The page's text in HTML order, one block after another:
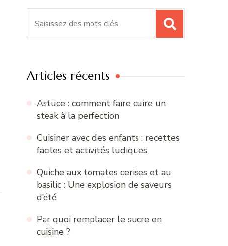
Articles récents
Astuce : comment faire cuire un
steak à la perfection
Cuisiner avec des enfants : recettes
faciles et activités ludiques
Quiche aux tomates cerises et au
basilic : Une explosion de saveurs
d’été
Par quoi remplacer le sucre en
cuisine ?